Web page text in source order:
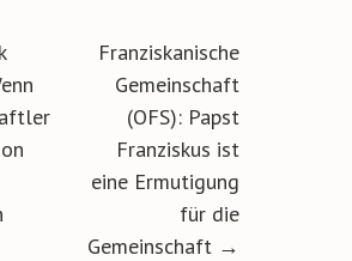
Navigation
Franziskanische
Gemeinschaft
(OFS): Papst
Franziskus ist
eine Ermutigung
für die
Gemeinschaft →